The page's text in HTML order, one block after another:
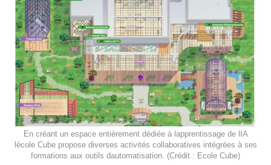
En créant un espace entièrement dédiée à lapprentissage de lIA
lécole Cube propose diverses activités collaboratives intégrées à ses
formations aux outils dautomatisation. (Crédit : Ecole Cube)